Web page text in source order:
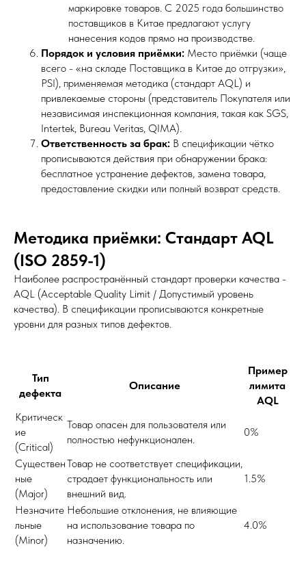
маркировке товаров. С 2025 года большинство
поставщиков в Китае предлагают услугу
нанесения кодов прямо на производстве.
Порядок и условия приёмки: Место приёмки (чаще
всего - «на складе Поставщика в Китае до отгрузки»,
PSI), применяемая методика (стандарт AQL) и
привлекаемые стороны (представитель Покупателя или
независимая инспекционная компания, такая как SGS,
Intertek, Bureau Veritas, QIMA).
Ответственность за брак: В спецификации чётко
прописываются действия при обнаружении брака:
бесплатное устранение дефектов, замена товара,
предоставление скидки или полный возврат средств.
Методика приёмки: Стандарт AQL
(ISO 2859-1)
Наиболее распространённый стандарт проверки качества -
AQL (Acceptable Quality Limit / Допустимый уровень
качества). В спецификации прописываются конкретные
уровни для разных типов дефектов.
Тип
дефекта
Описание
Пример
лимита
AQL
Критическ
ие
(Critical)
Товар опасен для пользователя или
полностью нефункционален.
0%
Существен
ные
(Major)
Товар не соответствует спецификации,
страдает функциональность или
внешний вид.
1.5%
Незначите
льные
(Minor)
Небольшие отклонения, не влияющие
на использование товара по
назначению.
4.0%